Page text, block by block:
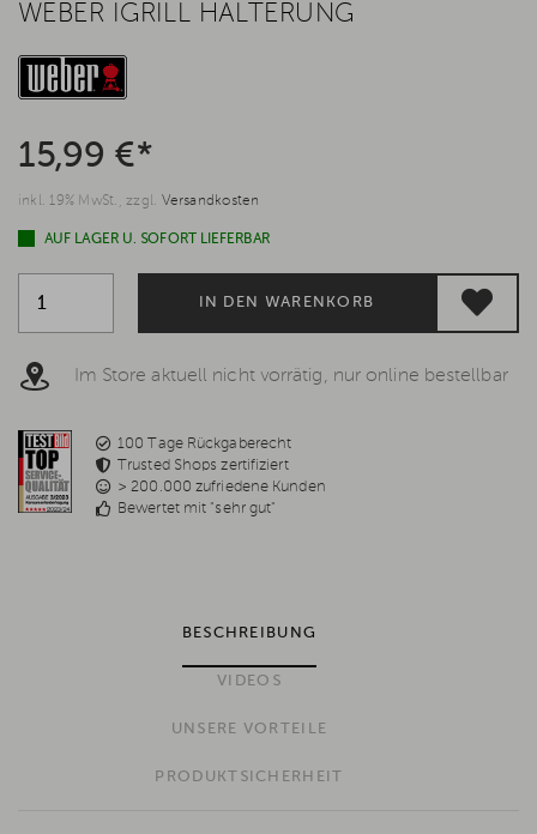
WEBER IGRILL HALTERUNG
15,99 €*
inkl. 19% MwSt., zzgl. Versandkosten
AUF LAGER U. SOFORT LIEFERBAR
IN DEN WARENKORB
Im Store aktuell nicht vorrätig, nur online bestellbar
100 Tage Rückgaberecht
Trusted Shops zertifiziert
> 200.000 zufriedene Kunden
Bewertet mit "sehr gut"
BESCHREIBUNG
VIDEOS
UNSERE VORTEILE
PRODUKTSICHERHEIT